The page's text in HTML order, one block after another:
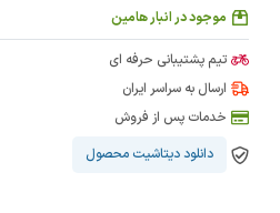
موجود در انبار هامین
تیم پشتیبانی حرفه ای
ارسال به سراسر ایران
خدمات پس از فروش
دانلود دیتاشیت محصول